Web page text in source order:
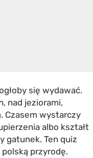
się wydawać.
nad jeziorami,
Czasem wystarczy
albo kształt
gatunek. Ten quiz
przyrodę.